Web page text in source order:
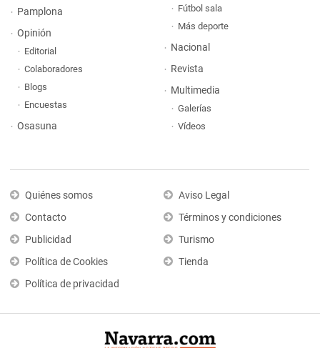
Pamplona
Opinión
Editorial
Colaboradores
Blogs
Encuestas
Osasuna
Fútbol sala
Más deporte
Nacional
Revista
Multimedia
Galerías
Vídeos
Quiénes somos
Contacto
Publicidad
Política de Cookies
Política de privacidad
Aviso Legal
Términos y condiciones
Turismo
Tienda